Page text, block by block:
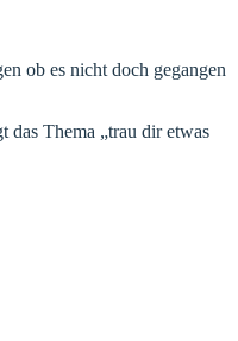
ob es nicht doch gegangen
Thema „trau dir etwas